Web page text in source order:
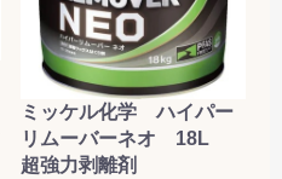
ミッケル化学 ハイパー
リムーバーネオ 18L
超強力剥離剤